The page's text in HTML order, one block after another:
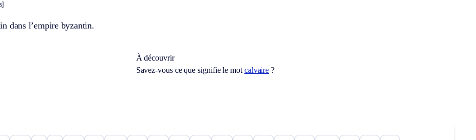
dans l’empire byzantin.
À découvrir
Savez-vous ce que signifie le mot calvaire ?